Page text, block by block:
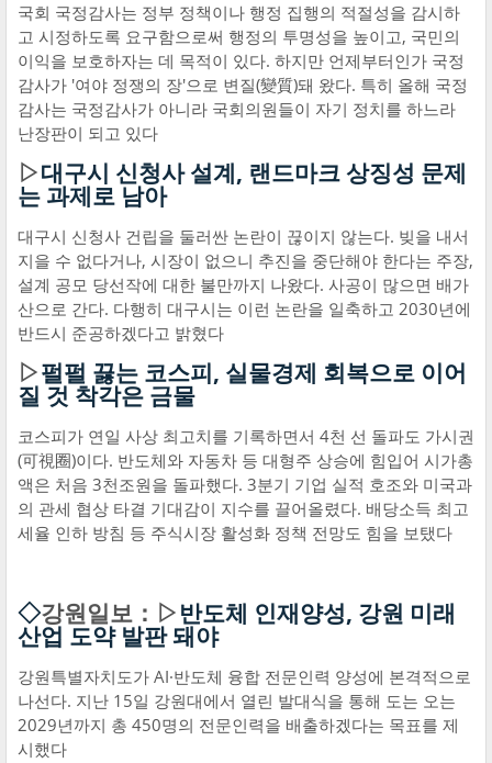
국회 국정감사는 정부 정책이나 행정 집행의 적절성을 감시하
고 시정하도록 요구함으로써 행정의 투명성을 높이고, 국민의
이익을 보호하자는 데 목적이 있다. 하지만 언제부터인가 국정
감사가 '여야 정쟁의 장'으로 변질(變質)돼 왔다. 특히 올해 국정
감사는 국정감사가 아니라 국회의원들이 자기 정치를 하느라
난장판이 되고 있다
▷대구시 신청사 설계, 랜드마크 상징성 문제
는 과제로 남아
대구시 신청사 건립을 둘러싼 논란이 끊이지 않는다. 빚을 내서
지을 수 없다거나, 시장이 없으니 추진을 중단해야 한다는 주장,
설계 공모 당선작에 대한 불만까지 나왔다. 사공이 많으면 배가
산으로 간다. 다행히 대구시는 이런 논란을 일축하고 2030년에
반드시 준공하겠다고 밝혔다
▷펄펄 끓는 코스피, 실물경제 회복으로 이어
질 것 착각은 금물
코스피가 연일 사상 최고치를 기록하면서 4천 선 돌파도 가시권
(可視圈)이다. 반도체와 자동차 등 대형주 상승에 힘입어 시가총
액은 처음 3천조원을 돌파했다. 3분기 기업 실적 호조와 미국과
의 관세 협상 타결 기대감이 지수를 끌어올렸다. 배당소득 최고
세율 인하 방침 등 주식시장 활성화 정책 전망도 힘을 보탰다
◇강원일보：▷반도체 인재양성, 강원 미래
산업 도약 발판 돼야
강원특별자치도가 AI·반도체 융합 전문인력 양성에 본격적으로
나선다. 지난 15일 강원대에서 열린 발대식을 통해 도는 오는
2029년까지 총 450명의 전문인력을 배출하겠다는 목표를 제
시했다